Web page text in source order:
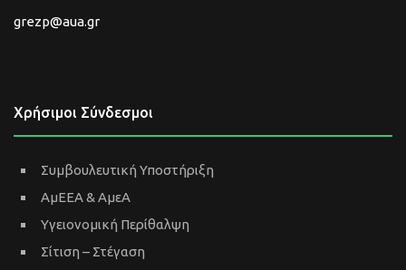
grezp@aua.gr
Χρήσιμοι Σύνδεσμοι
Συμβουλευτική Υποστήριξη
ΑμΕΕΑ & ΑμεΑ
Υγειονομική Περίθαλψη
Σίτιση – Στέγαση